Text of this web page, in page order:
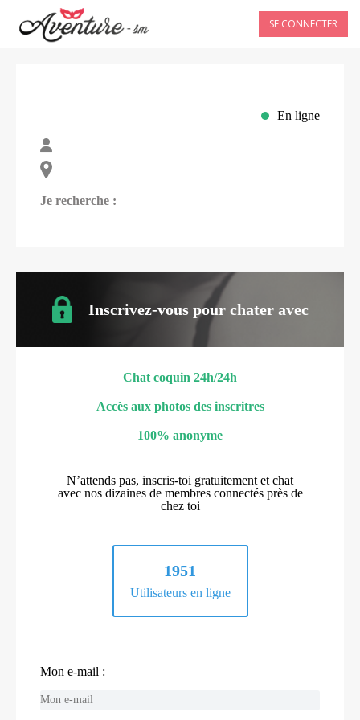
SE CONNECTER
En ligne
Je recherche :
Inscrivez-vous pour chater avec
Chat coquin 24h/24h
Accès aux photos des inscritres
100% anonyme
N’attends pas, inscris-toi gratuitement et chat
avec nos dizaines de membres connectés près de
chez toi
1951
Utilisateurs en ligne
Mon e-mail :